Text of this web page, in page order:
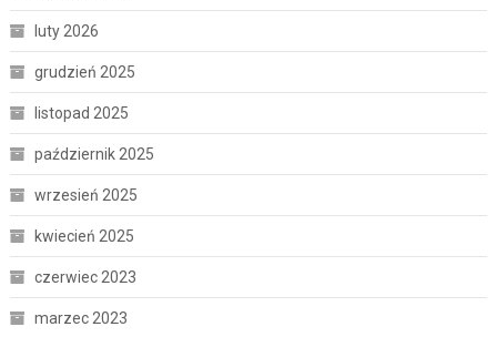
luty 2026
grudzień 2025
listopad 2025
październik 2025
wrzesień 2025
kwiecień 2025
czerwiec 2023
marzec 2023